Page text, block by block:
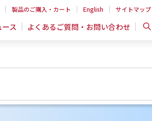
製品のご購入・カート English サイトマップ
ース よくあるご質問・お問い合わせ